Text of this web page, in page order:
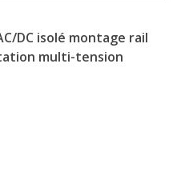
DC isolé montage rail
multi-tension